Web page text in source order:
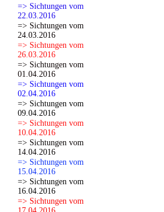
=> Sichtungen vom
22.03.2016
=> Sichtungen vom
24.03.2016
=> Sichtungen vom
26.03.2016
=> Sichtungen vom
01.04.2016
=> Sichtungen vom
02.04.2016
=> Sichtungen vom
09.04.2016
=> Sichtungen vom
10.04.2016
=> Sichtungen vom
14.04.2016
=> Sichtungen vom
15.04.2016
=> Sichtungen vom
16.04.2016
=> Sichtungen vom